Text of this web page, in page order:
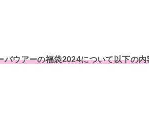
バウアーの福袋2024について以下の